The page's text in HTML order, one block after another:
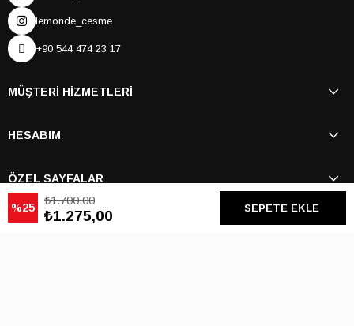
lemonde_cesme
+90 544 474 23 17
MÜŞTERİ HİZMETLERİ
HESABIM
ÖZEL SAYFALAR
25
₺1.700,00
₺1.275,00